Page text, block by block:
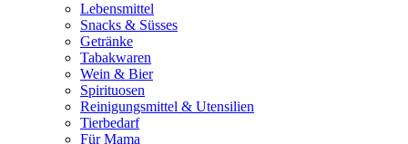
Lebensmittel
Snacks & Süsses
Getränke
Tabakwaren
Wein & Bier
Spirituosen
Reinigungsmittel & Utensilien
Tierbedarf
Für Mama